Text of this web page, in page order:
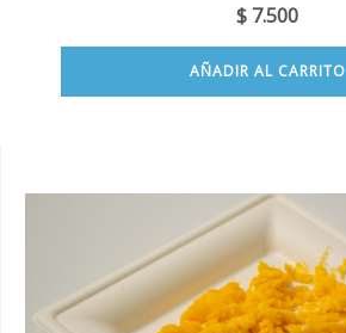
$ 7.500
AÑADIR AL CARRITO